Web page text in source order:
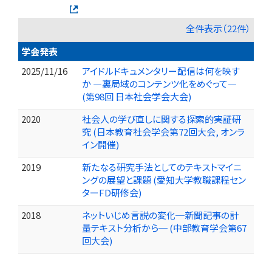
全件表示（22件）
学会発表
2025/11/16
アイドルドキュメンタリー配信は何を映す
か ―裏局域のコンテンツ化をめぐって―
(第98回 日本社会学会大会)
2020
社会人の学び直しに関する探索的実証研
究 (日本教育社会学会第72回大会, オンラ
イン開催)
2019
新たなる研究手法としてのテキストマイニ
ングの展望と課題 (愛知大学教職課程セン
ターFD研修会)
2018
ネットいじめ言説の変化─新聞記事の計
量テキスト分析から─ (中部教育学会第67
回大会)